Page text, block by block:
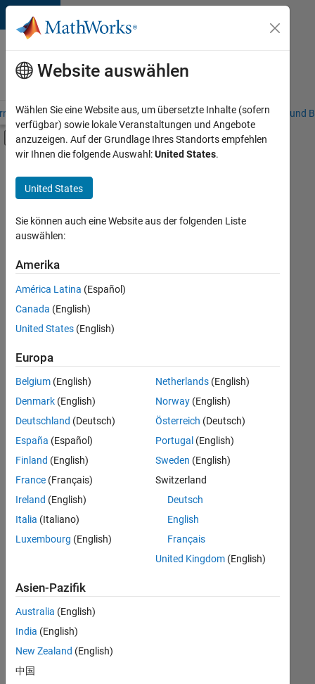
Weiter zum Inhalt
Karriere
bei
MathWorks
– Übersicht Stellensuche Niederlassungen Studierende und
Umschaltung für Off-Canvas-
Hauptinhalt
Information Technology
Inside Sales
Sales Operations
Marketing Services
Business Model Team
+4
Derzeit
es
keine
offenen
Stellen,
Ihren
Suchkriterien
entsprechen.
können
die
Suchkriterien
weiter
fassen
oder
alle
Stellenangebote
anzeigen .
noch
keine
offenen
Stellen
können,
Website auswählen
Wählen Sie eine Website aus, um übersetzte Inhalte (sofern
verfügbar) sowie lokale Veranstaltungen und Angebote
anzuzeigen. Auf der Grundlage Ihres Standorts empfehlen
wir Ihnen die folgende Auswahl:United States.
United States
Sie können auch eine Website aus der folgenden Liste
auswählen:
Amerika
América Latina (Español)
Canada (English)
United States (English)
Europa
Belgium (English)
Denmark (English)
Deutschland (Deutsch)
España (Español)
Finland (English)
France (Français)
Ireland (English)
Italia (Italiano)
Luxembourg (English)
Netherlands(English)
Norway(English)
Österreich (Deutsch)
Portugal (English)
Sweden (English)
Switzerland
Deutsch
English
Français
United Kingdom(English)
Asien-Pazifik
Australia (English)
India (English)
New Zealand (English)
中国